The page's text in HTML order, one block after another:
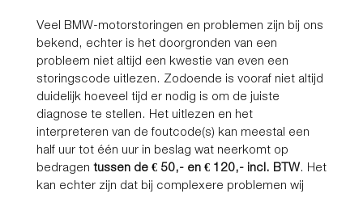
​Veel BMW-motorstoringen en problemen zijn bij ons
bekend, echter is het doorgronden van een
probleem niet altijd een kwestie van even een
storingscode uitlezen. Zodoende is vooraf niet altijd
duidelijk hoeveel tijd er nodig is om de juiste
diagnose te stellen. Het uitlezen en het
interpreteren van de foutcode(s) kan meestal een
half uur tot één uur in beslag wat neerkomt op
bedragen tussen de € 50,- en € 120,- incl. BTW. Het
kan echter zijn dat bij complexere problemen wij